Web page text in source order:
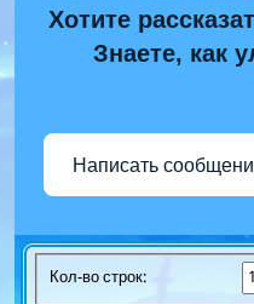
Хотите
Знаете, как
Написать
Кол-во строк: